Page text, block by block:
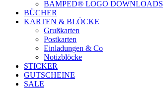
BAMPED® LOGO DOWNLOADS
BÜCHER
KARTEN & BLÖCKE
Grußkarten
Postkarten
Einladungen & Co
Notizblöcke
STICKER
GUTSCHEINE
SALE